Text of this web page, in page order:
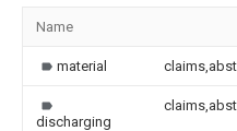
Name
material
discharging